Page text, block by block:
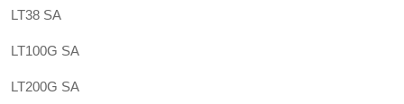
LT38 SA
LT100G SA
LT200G SA